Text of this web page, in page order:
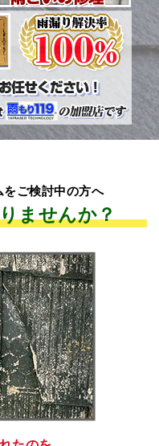
ご検討中の方へ
ませんか？